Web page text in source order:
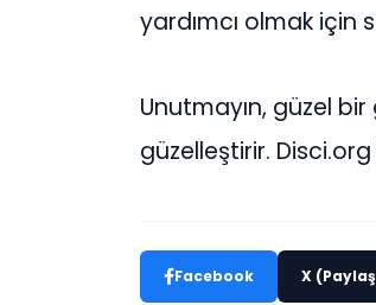
yardımcı olmak için
Unutmayın, güzel
güzelleştirir.
Facebook X